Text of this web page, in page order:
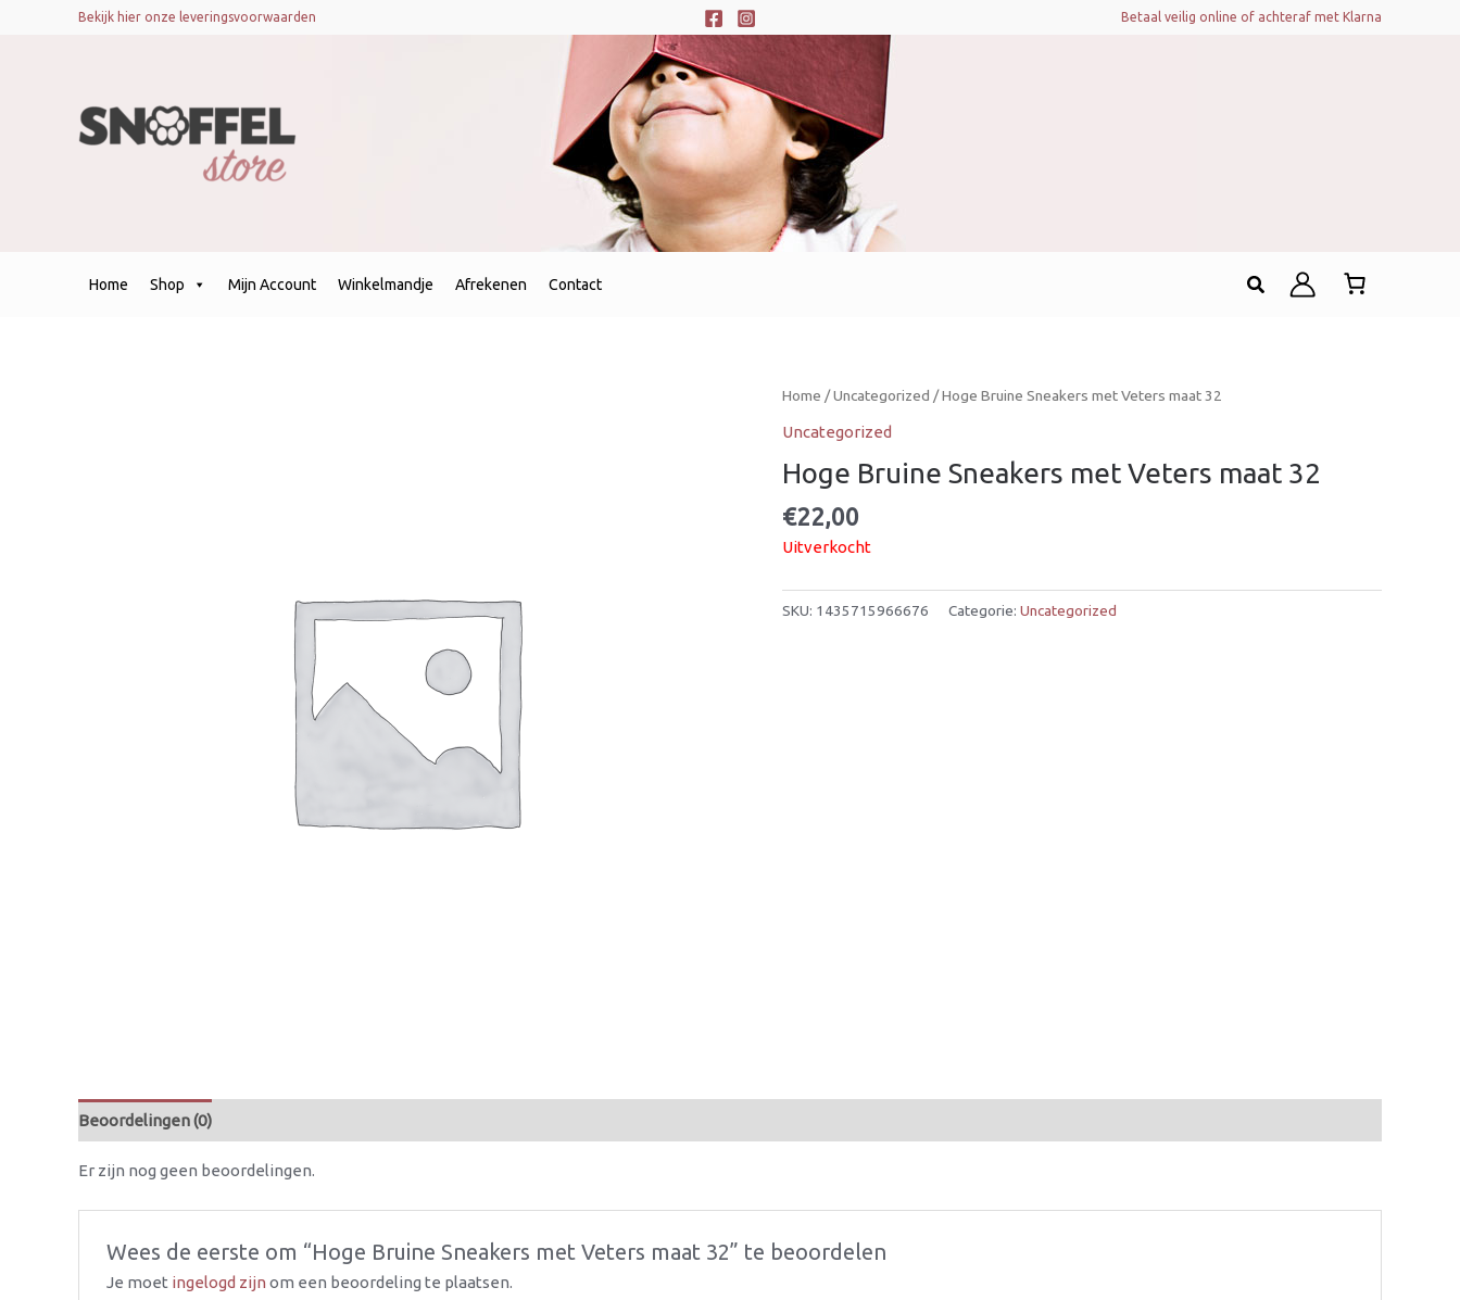
Bekijk hier onze leveringsvoorwaarden Betaal veilig online of achteraf met Klarna
Home Shop Mijn Account Winkelmandje Afrekenen Contact Zoeken
Home /Uncategorized / Hoge Bruine Sneakers met Veters maat 32
Uncategorized
Hoge Bruine Sneakers met Veters maat 32
€22,00
Uitverkocht
SKU: 1435715966676 Categorie: Uncategorized
Beoordelingen (0)
Er zijn nog geen beoordelingen.
Wees de eerste om “Hoge Bruine Sneakers met Veters maat 32” te beoordelen
Je moet ingelogd zijn om een beoordeling te plaatsen.